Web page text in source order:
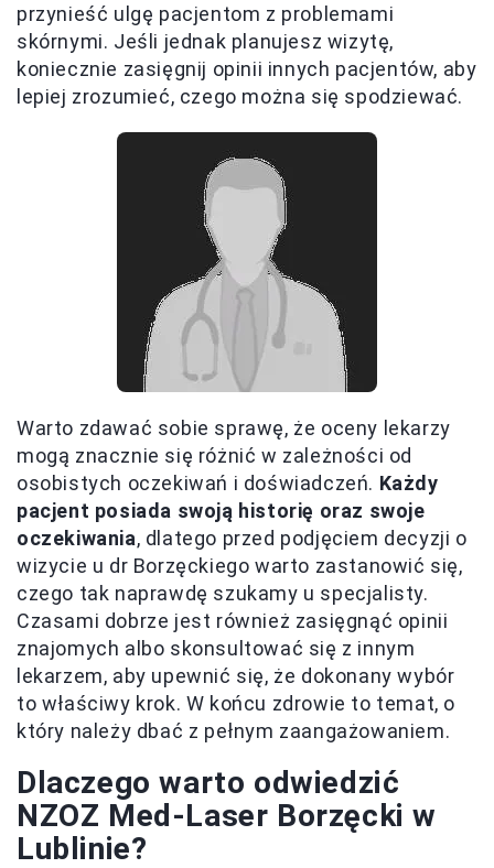
przynieść ulgę pacjentom z problemami
skórnymi. Jeśli jednak planujesz wizytę,
koniecznie zasięgnij opinii innych pacjentów, aby
lepiej zrozumieć, czego można się spodziewać.
Warto zdawać sobie sprawę, że oceny lekarzy
mogą znacznie się różnić w zależności od
osobistych oczekiwań i doświadczeń. Każdy
pacjent posiada swoją historię oraz swoje
oczekiwania, dlatego przed podjęciem decyzji o
wizycie u dr Borzęckiego warto zastanowić się,
czego tak naprawdę szukamy u specjalisty.
Czasami dobrze jest również zasięgnąć opinii
znajomych albo skonsultować się z innym
lekarzem, aby upewnić się, że dokonany wybór
to właściwy krok. W końcu zdrowie to temat, o
który należy dbać z pełnym zaangażowaniem.
Dlaczego warto odwiedzić
NZOZ Med-Laser Borzęcki w
Lublinie?